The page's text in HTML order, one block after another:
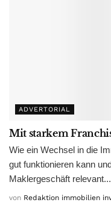
ADVERTORIAL
Mit starkem
Wie ein Wechsel in die
gut funktionieren kann
Maklergeschäft relevant...
von Redaktion immobilien